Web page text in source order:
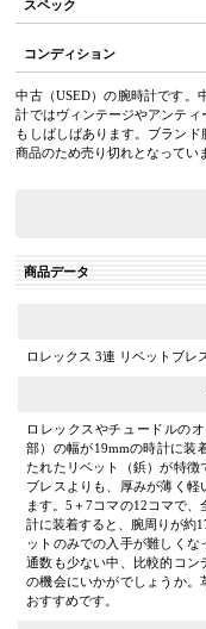
スペック
コンディション
中古（USED）の腕時計です。
計ではヴィンテージやアンテ
もしばしばあります。ブラン
商品のため売り切れとなってい
商品データ
ロレックス 3連 リベットブレ
ロレックスやチュードルの
部）の幅が19mmの時計に装
たれたリベット（鋲）が特徴
ブレスよりも、厚みが薄く
ます。5＋7コマの12コマで
計に装着すると、腕周りが約
ットのみでの入手が難しく
通数も少ない中、比較的コン
の機会にいかがでしょうか。
おすすめです。